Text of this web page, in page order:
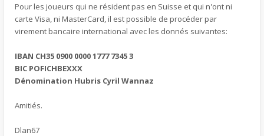
Pour les joueurs qui ne résident pas en Suisse et qui n'ont ni
carte Visa, ni MasterCard, il est possible de procéder par
virement bancaire international avec les donnés suivantes:
IBAN CH35 0900 0000 1777 7345 3
BIC POFICHBEXXX
Dénomination Hubris Cyril Wannaz
Amitiés.
Dlan67